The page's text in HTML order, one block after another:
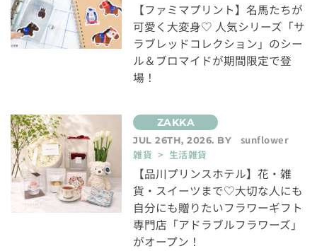
【ファミマプリント】名馬たちが
可愛く大変身♡ 人気シリーズ「サ
ラブレッドコレクション」のシー
ル＆ブロマイドが期間限定で登
場！
JUL 26TH, 2026. BY
sunflower
雑貨 > 生活雑貨
【品川プリンスホテル】花・雑
貨・スイーツまで♡大切な人にも
自分にも贈りたいフラワーギフト
専門店「アドラブルフラワーズ」
がオープン！